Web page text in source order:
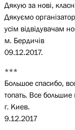
Дякую за нові,
Дякуємо
усім відвідувачам
м. Бердичів
09.12.2017.
***
Большое спасибо,
топать. Все
г. Киев.
9.12.2017